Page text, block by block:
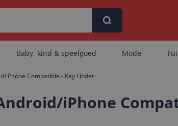
Baby, kind & speelgoed Mode
iPhone Compatible - Key Finder
iPhone